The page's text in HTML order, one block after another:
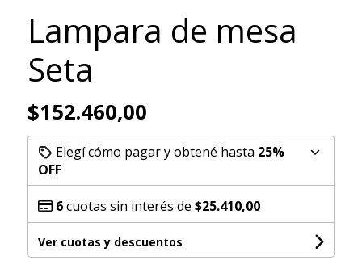
Lampara de mesa
Seta
$152.460,00
Elegí cómo pagar y obtené hasta 25%
OFF
6cuotas sin interés de $25.410,00
Ver cuotas y descuentos